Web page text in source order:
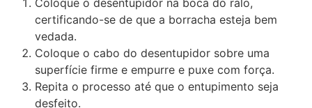
Coloque o desentupidor na boca do ralo,
certificando-se de que a borracha esteja bem
vedada.
Coloque o cabo do desentupidor sobre uma
superfície firme e empurre e puxe com força.
Repita o processo até que o entupimento seja
desfeito.